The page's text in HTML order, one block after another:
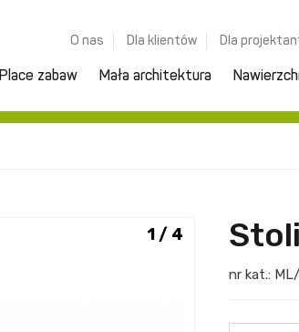
O nas Dla klientów Dla
Place zabaw Mała architektura
1 / 4
nr kat.: ML/